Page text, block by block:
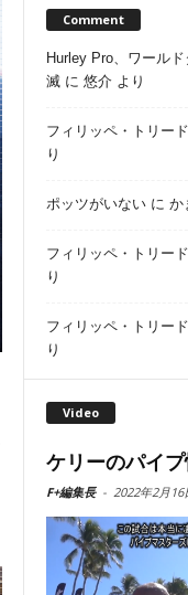
Comment
Hurley Pro、ワール
滅に 悠介より
フィリッペ・トリー
り
ポッツがいないに か
フィリッペ・トリー
り
フィリッペ・トリー
り
Video
ケリーのパイ
F+編集長 - 2022年2月16